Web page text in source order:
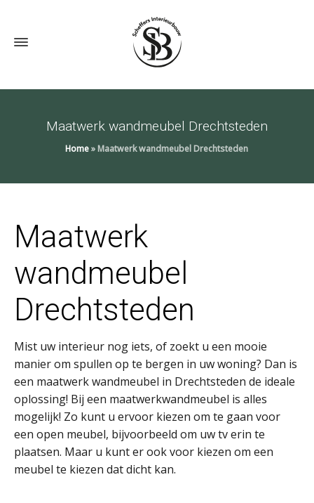
Maatwerk wandmeubel Drechtsteden
Home»Maatwerk wandmeubel Drechtsteden
Maatwerk
wandmeubel
Drechtsteden
Mist uw interieur nog iets, of zoekt u een mooie
manier om spullen op te bergen in uw woning? Dan is
een maatwerk wandmeubel in Drechtsteden de ideale
oplossing! Bij een maatwerkwandmeubel is alles
mogelijk! Zo kunt u ervoor kiezen om te gaan voor
een open meubel, bijvoorbeeld om uw tv erin te
plaatsen. Maar u kunt er ook voor kiezen om een
meubel te kiezen dat dicht kan.